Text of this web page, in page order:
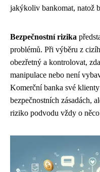
jakýkoliv bankomat, natož
Bezpečnostní rizika
problémů. Při výběru z
obezřetný a kontrolovat,
manipulace nebo není
Komerční banka své
bezpečnostních zásadách,
riziko podvodu vždy o